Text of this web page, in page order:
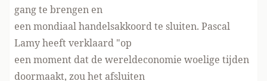
gang te brengen en
een mondiaal handelsakkoord te sluiten. Pascal
Lamy heeft verklaard "op
een moment dat de wereldeconomie woelige tijden
doormaakt, zou het afsluiten